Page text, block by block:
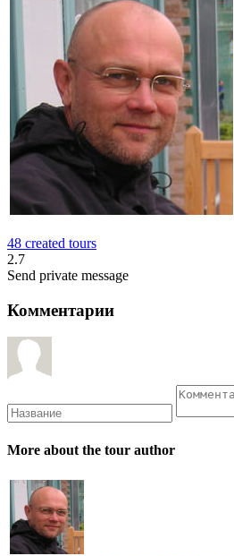
48 created tours
2.7
Send private message
Комментарии
More about the tour author